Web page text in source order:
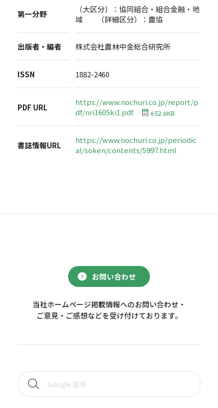
第一分野
（大区分）：協同組合・組合金融・地
域 （詳細区分）：農協
出版者・編者 株式会社農林中金総合研究所
ISSN 1882-2460
PDF URL
https://www.nochuri.co.jp/report/p
df/nri1605ki1.pdf
652.6KB
書誌情報URL
https://www.nochuri.co.jp/periodic
al/soken/contents/5997.html
お問い合わせ
当社ホームページ掲載情報へのお問い合わせ・
ご意見・ご感想などを受け付けております。